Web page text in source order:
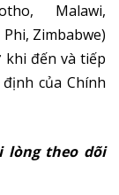
Malawi,
Zimbabwe)
khi đến và tiếp
của Chính
lòng theo dõi